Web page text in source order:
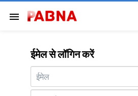
menu
ईमेल से लॉगिन करें